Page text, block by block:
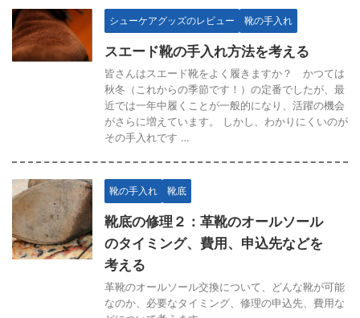
シューケアグッズのレビュー 靴の手入れ
スエード靴の手入れ方法を考える
皆さんはスエード靴をよく履きますか？ かつては
秋冬（これからの季節です！）の定番でしたが、最
近では一年中履くことが一般的になり、活躍の機会
がさらに増えています。 しかし、わかりにくいのが
その手入れです …
靴の手入れ 靴底
靴底の修理２：革靴のオールソール
のタイミング、費用、申込先などを
考える
革靴のオールソール交換について、どんな靴が可能
なのか、必要なタイミング、修理の申込先、費用な